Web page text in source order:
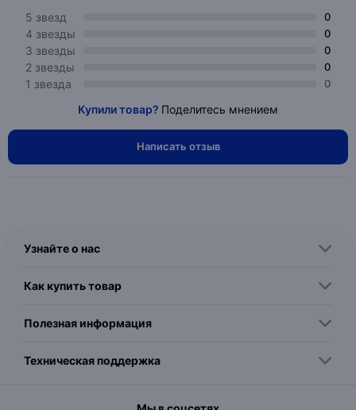
5 звезд
0
4 звезды 0
3 звезды 0
2 звезды 0
1 звезда 0
Купили товар? Поделитесь мнением
Написать отзыв
Узнайте о нас
Как купить товар
Полезная информация
Техническая поддержка